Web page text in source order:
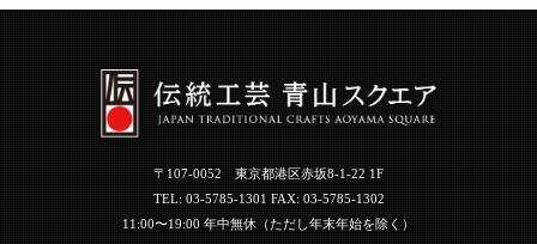
〒107-0052 東京都港区赤坂8-1-22 1F
TEL: 03-5785-1301 FAX: 03-5785-1302
11:00〜19:00 年中無休（ただし年末年始を除く）